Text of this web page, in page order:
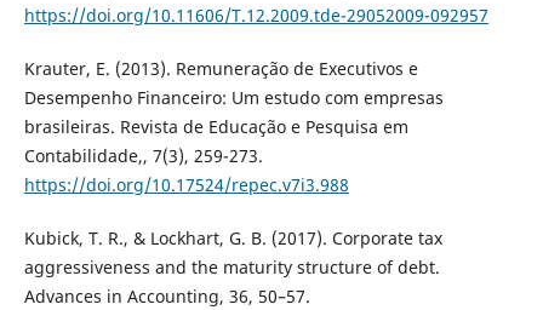
https://doi.org/10.11606/T.12.2009.tde-29052009-092957
Krauter, E. (2013). Remuneração de Executivos e
Desempenho Financeiro: Um estudo com empresas
brasileiras. Revista de Educação e Pesquisa em
Contabilidade,, 7(3), 259-273.
https://doi.org/10.17524/repec.v7i3.988
Kubick, T. R., & Lockhart, G. B. (2017). Corporate tax
aggressiveness and the maturity structure of debt.
Advances in Accounting, 36, 50–57.